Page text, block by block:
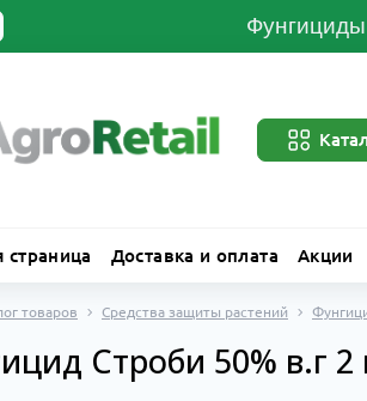
страница Доставка и оплата Акции
товаров Средства защиты растений
Строби 50% в.г 2